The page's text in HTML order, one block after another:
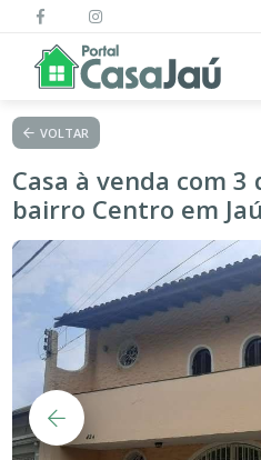
VOLTAR
Casa à venda com
bairro Centro em